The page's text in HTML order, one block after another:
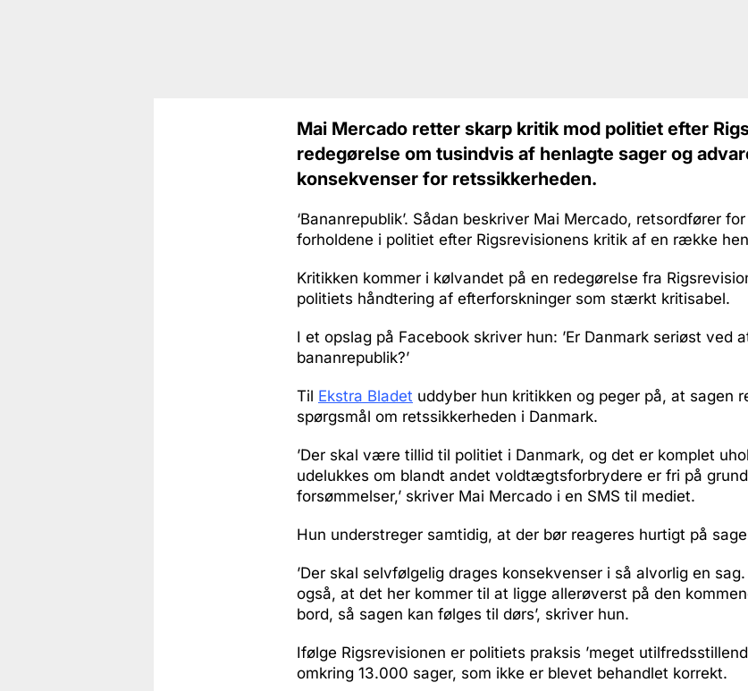
Mai Mercado retter skarp kritik mod politiet efter
redegørelse om tusindvis af henlagte sager og
konsekvenser for retssikkerheden.
‘Bananrepublik’. Sådan beskriver Mai Mercado, retsordfører
forholdene i politiet efter Rigsrevisionens kritik af en række
Kritikken kommer i kølvandet på en redegørelse fra
politiets håndtering af efterforskninger som stærkt kritisabel.
I et opslag på Facebook skriver hun: ’Er Danmark seriøst ved
bananrepublik?’
Til Ekstra Bladet uddyber hun kritikken og peger på, at sagen
spørgsmål om retssikkerheden i Danmark.
’Der skal være tillid til politiet i Danmark, og det er komplet
udelukkes om blandt andet voldtægtsforbrydere er fri på
forsømmelser,’ skriver Mai Mercado i en SMS til mediet.
Hun understreger samtidig, at der bør reageres hurtigt på
’Der skal selvfølgelig drages konsekvenser i så alvorlig en
også, at det her kommer til at ligge allerøverst på den
bord, så sagen kan følges til dørs’, skriver hun.
Ifølge Rigsrevisionen er politiets praksis ’meget
omkring 13.000 sager, som ikke er blevet behandlet korrekt.